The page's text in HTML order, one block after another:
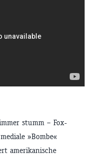
stumm – Fox-
»Bombe«
amerikanische